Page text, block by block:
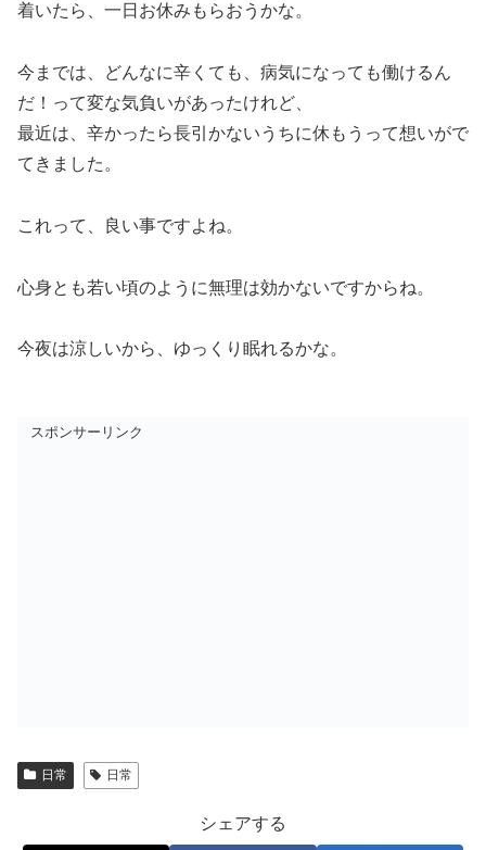
着いたら、一日お休みもらおうかな。
今までは、どんなに辛くても、病気になっても働けるん
だ！って変な気負いがあったけれど、
最近は、辛かったら長引かないうちに休もうって想いがで
てきました。
これって、良い事ですよね。
心身とも若い頃のように無理は効かないですからね。
今夜は涼しいから、ゆっくり眠れるかな。
スポンサーリンク
日常 日常
シェアする